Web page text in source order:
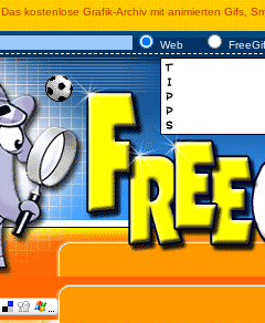
Das kostenlose Grafik-Archiv mit animierten Gifs,
Web